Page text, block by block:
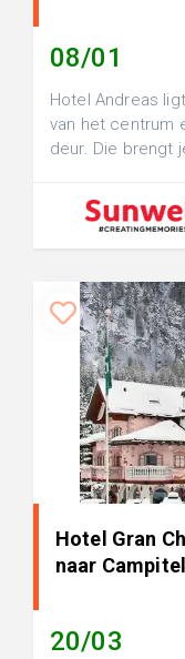
08/01
Hotel Andreas
van het centrum
deur. Die brengt
Hotel Gran
naar
20/03